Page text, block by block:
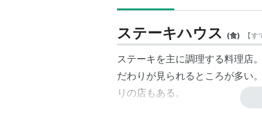
ステーキハウス (食) 【す
ステーキを主に調理する料理店
だわりが見られるところが多い
りの店もある。